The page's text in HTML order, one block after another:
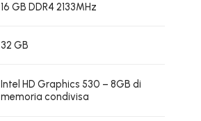
16 GB DDR4 2133MHz
32 GB
Intel HD Graphics 530 – 8GB di
memoria condivisa